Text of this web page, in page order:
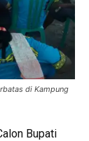
di Kampung
Bupati